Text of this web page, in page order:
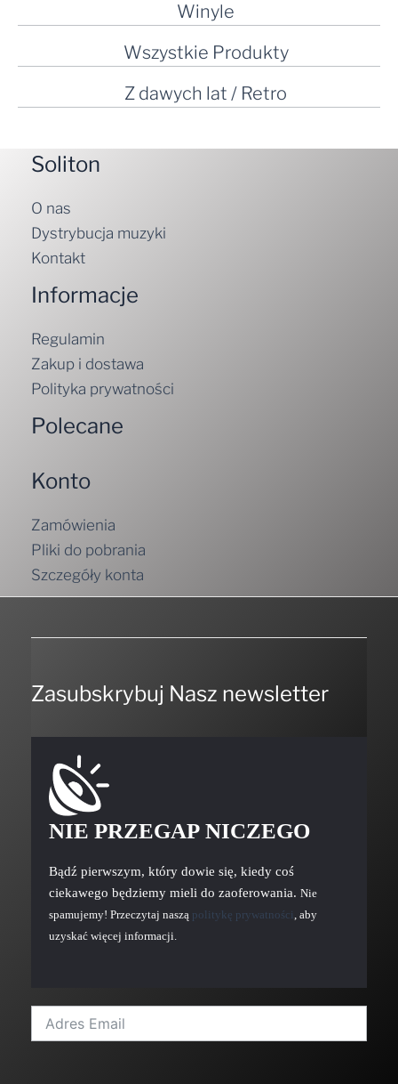
Winyle
Wszystkie Produkty
Z dawych lat / Retro
Soliton
O nas
Dystrybucja muzyki
Kontakt
Informacje
Regulamin
Zakup i dostawa
Polityka prywatności
Polecane
Konto
Zamówienia
Pliki do pobrania
Szczegóły konta
Zasubskrybuj Nasz newsletter
NIE PRZEGAP NICZEGO
Bądź pierwszym, który dowie się, kiedy coś
ciekawego będziemy mieli do zaoferowania. Nie
spamujemy! Przeczytaj naszą politykę prywatności, aby
uzyskać więcej informacji.